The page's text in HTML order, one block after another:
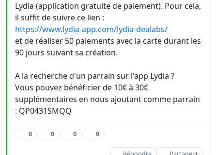
Lydia (application gratuite de paiement). Pour cela,
il suffit de suivre ce lien :
https://www.lydia-app.com/lydia-dealabs/
et de réaliser 50 paiements avec la carte durant les
90 jours suivant sa création.
A la recherche d'un parrain sur l'app Lydia ?
Vous pouvez bénéficier de 10€ à 30€
supplémentaires en nous ajoutant comme parrain
: QP0431SMQQ
0 0 0 0